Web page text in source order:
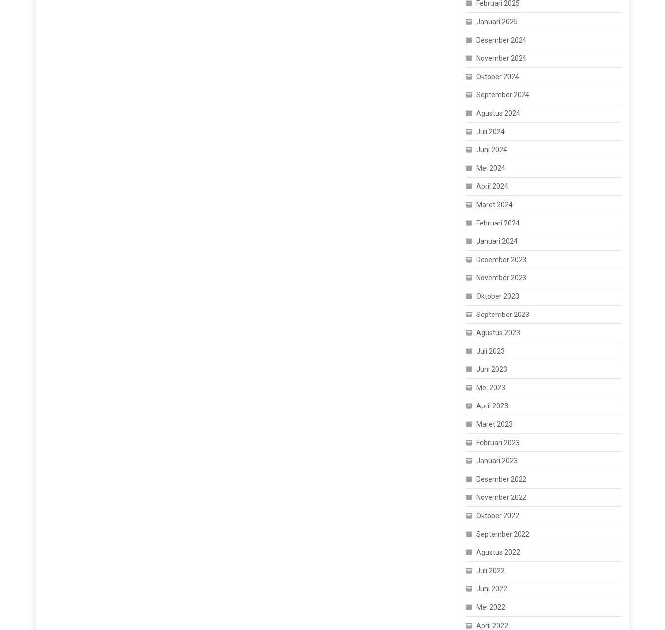
Februari 2025
Januari 2025
Desember 2024
November 2024
Oktober 2024
September 2024
Agustus 2024
Juli 2024
Juni 2024
Mei 2024
April 2024
Maret 2024
Februari 2024
Januari 2024
Desember 2023
November 2023
Oktober 2023
September 2023
Agustus 2023
Juli 2023
Juni 2023
Mei 2023
April 2023
Maret 2023
Februari 2023
Januari 2023
Desember 2022
November 2022
Oktober 2022
September 2022
Agustus 2022
Juli 2022
Juni 2022
Mei 2022
April 2022